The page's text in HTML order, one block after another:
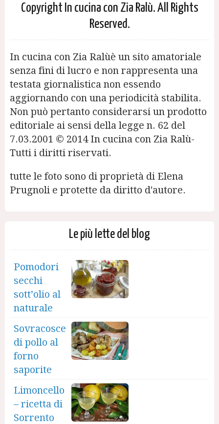
Copyright In cucina con Zia Ralù. All Rights
Reserved.
In cucina con Zia Ralùè un sito amatoriale
senza fini di lucro e non rappresenta una
testata giornalistica non essendo
aggiornando con una periodicità stabilita.
Non può pertanto considerarsi un prodotto
editoriale ai sensi della legge n. 62 del
7.03.2001 © 2014 In cucina con Zia Ralù-
Tutti i diritti riservati.
tutte le foto sono di proprietà di Elena
Prugnoli e protette da diritto d'autore.
Le più lette del blog
Pomodori
secchi
sott’olio al
naturale
Sovracosce
di pollo al
forno
saporite
Limoncello
– ricetta di
Sorrento